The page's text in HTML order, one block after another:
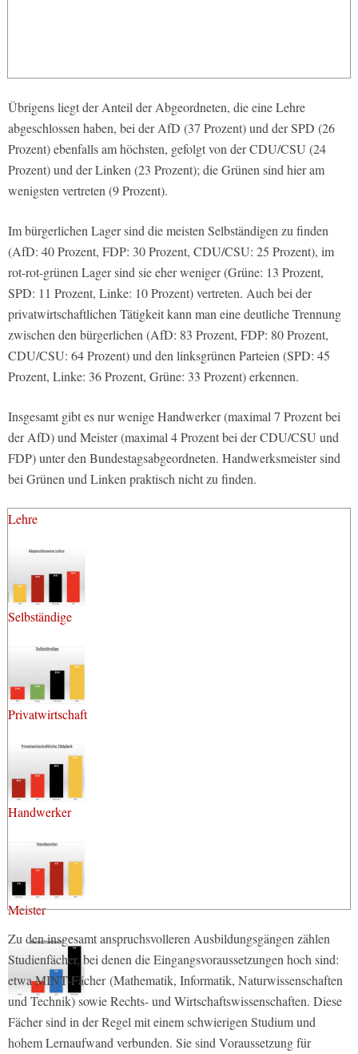
Übrigens liegt der Anteil der Abgeordneten, die eine Lehre
abgeschlossen haben, bei der AfD (37 Prozent) und der SPD (26
Prozent) ebenfalls am höchsten, gefolgt von der CDU/CSU (24
Prozent) und der Linken (23 Prozent); die Grünen sind hier am
wenigsten vertreten (9 Prozent).
Im bürgerlichen Lager sind die meisten Selbständigen zu finden
(AfD: 40 Prozent, FDP: 30 Prozent, CDU/CSU: 25 Prozent), im
rot-rot-grünen Lager sind sie eher weniger (Grüne: 13 Prozent,
SPD: 11 Prozent, Linke: 10 Prozent) vertreten. Auch bei der
privatwirtschaftlichen Tätigkeit kann man eine deutliche Trennung
zwischen den bürgerlichen (AfD: 83 Prozent, FDP: 80 Prozent,
CDU/CSU: 64 Prozent) und den linksgrünen Parteien (SPD: 45
Prozent, Linke: 36 Prozent, Grüne: 33 Prozent) erkennen.
Insgesamt gibt es nur wenige Handwerker (maximal 7 Prozent bei
der AfD) und Meister (maximal 4 Prozent bei der CDU/CSU und
FDP) unter den Bundestagsabgeordneten. Handwerksmeister sind
bei Grünen und Linken praktisch nicht zu finden.
Lehre
Selbständige
Privatwirtschaft
Handwerker
Meister
Zu den insgesamt anspruchsvolleren Ausbildungsgängen zählen
Studienfächer, bei denen die Eingangsvoraussetzungen hoch sind:
etwa MINT-Fächer (Mathematik, Informatik, Naturwissenschaften
und Technik) sowie Rechts- und Wirtschaftswissenschaften. Diese
Fächer sind in der Regel mit einem schwierigen Studium und
hohem Lernaufwand verbunden. Sie sind Voraussetzung für